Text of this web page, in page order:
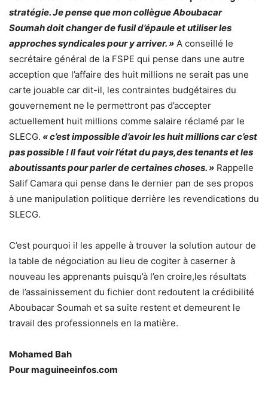
stratégie. Je pense que mon collègue Aboubacar
Soumah doit changer de fusil d’épaule et utiliser les
approches syndicales pour y arriver. » A conseillé le
secrétaire général de la FSPE qui pense dans une autre
acception que l’affaire des huit millions ne serait pas une
carte jouable car dit-il, les contraintes budgétaires du
gouvernement ne le permettront pas d’accepter
actuellement huit millions comme salaire réclamé par le
SLECG. « c’est impossible d’avoir les huit millions car c’est
pas possible ! Il faut voir l’état du pays,des tenants et les
aboutissants pour parler de certaines choses. » Rappelle
Salif Camara qui pense dans le dernier pan de ses propos
à une manipulation politique derrière les revendications du
SLECG.
C’est pourquoi il les appelle à trouver la solution autour de
la table de négociation au lieu de cogiter à caserner à
nouveau les apprenants puisqu’à l’en croire,les résultats
de l’assainissement du fichier dont redoutent la crédibilité
Aboubacar Soumah et sa suite restent et demeurent le
travail des professionnels en la matière.
Mohamed Bah
Pour maguineeinfos.com